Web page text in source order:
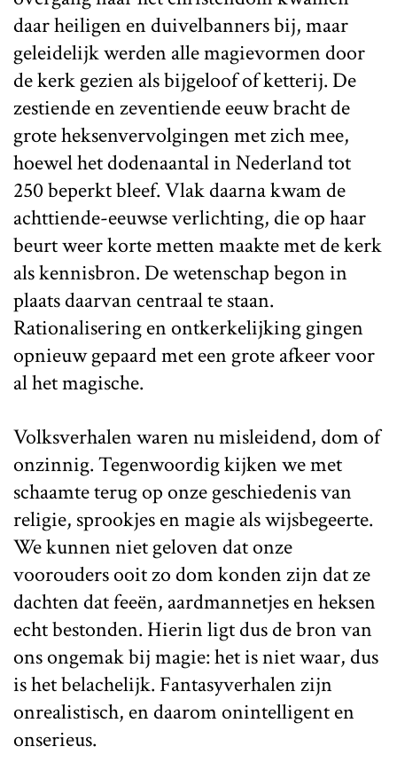
daar heiligen en duivelbanners bij, maar
geleidelijk werden alle magievormen door
de kerk gezien als bijgeloof of ketterij. De
zestiende en zeventiende eeuw bracht de
grote heksenvervolgingen met zich mee,
hoewel het dodenaantal in Nederland tot
250 beperkt bleef. Vlak daarna kwam de
achttiende-eeuwse verlichting, die op haar
beurt weer korte metten maakte met de kerk
als kennisbron. De wetenschap begon in
plaats daarvan centraal te staan.
Rationalisering en ontkerkelijking gingen
opnieuw gepaard met een grote afkeer voor
al het magische.
Volksverhalen waren nu misleidend, dom of
onzinnig. Tegenwoordig kijken we met
schaamte terug op onze geschiedenis van
religie, sprookjes en magie als wijsbegeerte.
We kunnen niet geloven dat onze
voorouders ooit zo dom konden zijn dat ze
dachten dat feeën, aardmannetjes en heksen
echt bestonden. Hierin ligt dus de bron van
ons ongemak bij magie: het is niet waar, dus
is het belachelijk. Fantasyverhalen zijn
onrealistisch, en daarom onintelligent en
onserieus.